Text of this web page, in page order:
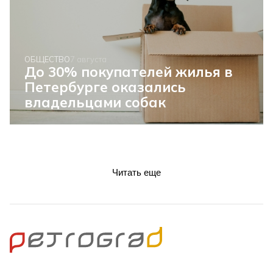
ОБЩЕСТВО
До 30% покупателей жилья в
Петербурге оказались
владельцами собак
Читать еще